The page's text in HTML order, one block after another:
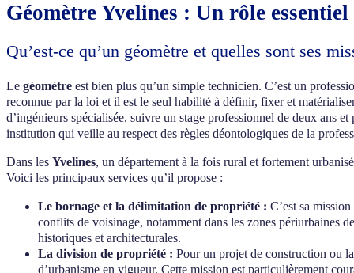
Géomètre Yvelines : Un rôle
Qu’est-ce qu’un géomètre et quelles sont ses
Le géomètre est bien plus qu’un simple technicien. C’est un
reconnue par la loi et il est le seul habilité à définir, fixer et
d’ingénieurs spécialisée, suivre un stage professionnel de deux ans
institution qui veille au respect des règles déontologiques de la
Dans les Yvelines, un département à la fois rural et fortement
Voici les principaux services qu’il propose :
Le bornage et la délimitation de propriété : C’est sa
conflits de voisinage, notamment dans les zones périurbaines
historiques et architecturales.
La division de propriété : Pour un projet de construction ou
d’urbanisme en vigueur. Cette mission est particulièrement